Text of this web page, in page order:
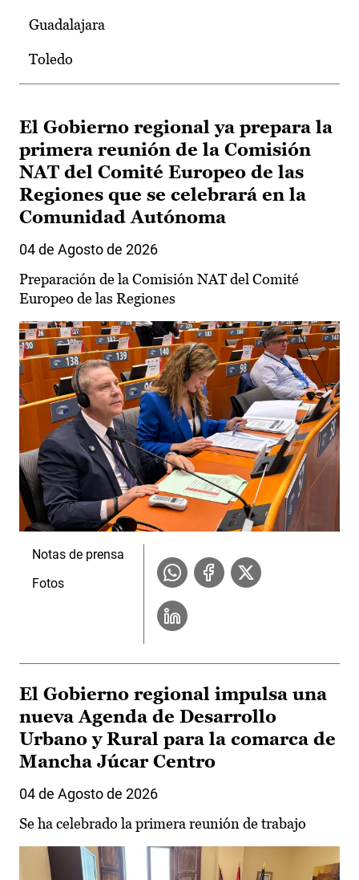
Guadalajara
Toledo
El Gobierno regional ya prepara la
primera reunión de la Comisión
NAT del Comité Europeo de las
Regiones que se celebrará en la
Comunidad Autónoma
04 de Agosto de 2026
Preparación de la Comisión NAT del Comité
Europeo de las Regiones
Notas de prensa
Fotos
El Gobierno regional impulsa una
nueva Agenda de Desarrollo
Urbano y Rural para la comarca de
Mancha Júcar Centro
04 de Agosto de 2026
Se ha celebrado la primera reunión de trabajo